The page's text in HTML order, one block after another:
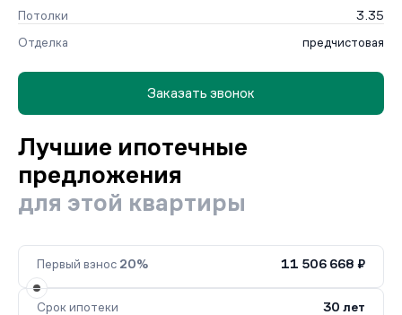
Потолки
3.35
Отделка
предчистовая
Заказать звонок
Лучшие ипотечные
предложения
для этой квартиры
Первый взнос 20% 11 506 668 ₽
Срок ипотеки 30 лет